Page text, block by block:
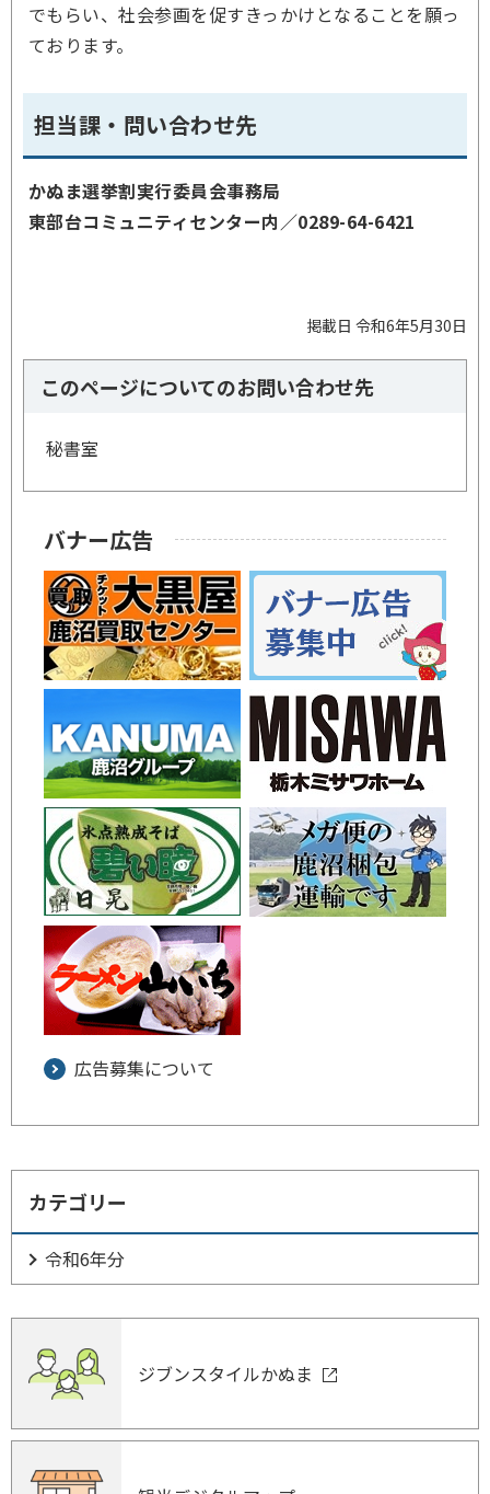
でもらい、社会参画を促すきっかけとなることを願っ
ております。
担当課・問い合わせ先
かぬま選挙割実行委員会事務局
東部台コミュニティセンター内／0289-64-6421
掲載日 令和6年5月30日
このページについてのお問い合わせ先
秘書室
バナー広告
広告募集について
カテゴリー
令和6年分
ジブンスタイルかぬま